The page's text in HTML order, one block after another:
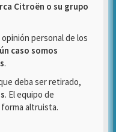
Citroën o su grupo
personal de los
caso somos
.
deba ser retirado,
. El equipo de
altruista.